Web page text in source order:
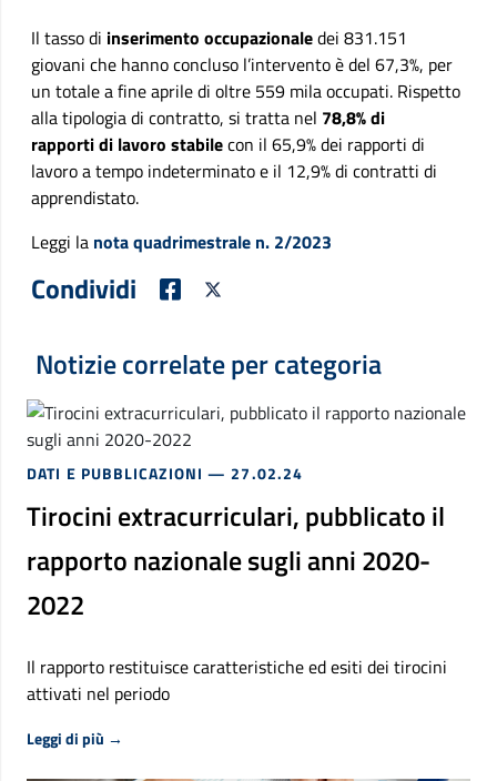
Il tasso di inserimento occupazionaledei 831.151
giovani che hanno concluso l’intervento è del 67,3%, per
un totale a fine aprile di oltre 559 mila occupati. Rispetto
alla tipologia di contratto, si tratta nel 78,8% di
rapporti di lavoro stabilecon il 65,9% dei rapporti di
lavoro a tempo indeterminato e il 12,9% di contratti di
apprendistato.
Leggi la nota quadrimestrale n. 2/2023
Condividi
Notizie correlate per categoria
DATI E PUBBLICAZIONI — 27.02.24
Tirocini extracurriculari, pubblicato il
rapporto nazionale sugli anni 2020-
2022
Il rapporto restituisce caratteristiche ed esiti dei tirocini
attivati nel periodo
Leggi di più →